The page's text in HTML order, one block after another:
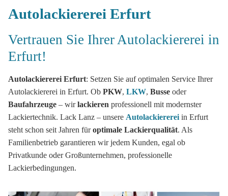
Autolackiererei Erfurt
Vertrauen Sie Ihrer Autolackiererei in
Erfurt!
Autolackiererei Erfurt: Setzen Sie auf optimalen Service Ihrer
Autolackiererei in Erfurt. Ob PKW, LKW, Busse oder
Baufahrzeuge – wirlackieren professionell mit modernster
Lackiertechnik. Lack Lanz – unsere Autolackiererei in Erfurt
steht schon seit Jahren füroptimale Lackierqualität. Als
Familienbetrieb garantieren wir jedem Kunden, egal ob
Privatkunde oder Großunternehmen, professionelle
Lackierbedingungen.